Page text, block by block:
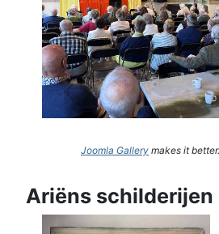
Joomla Gallery makes it
Ariëns schilderijen